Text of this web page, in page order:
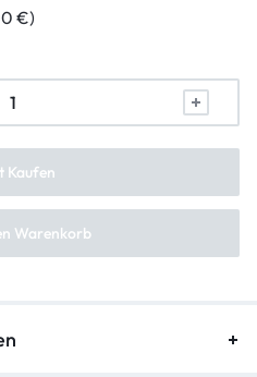
€)
Warenkorb
Kaufen